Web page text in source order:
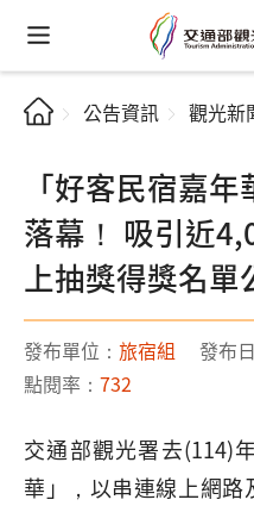
公告資訊 觀光新
「好客民宿嘉
落幕！ 吸引近
上抽獎得獎名單
發布單位： 旅宿組 發布
點閱率： 732
交通部觀光署去(114)
華」，以串連線上網